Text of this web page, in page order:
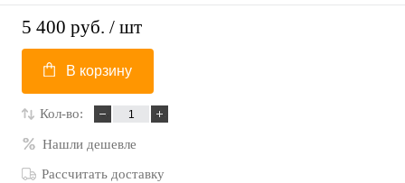
5 400 руб. / шт
В корзину
Кол-во:
Нашли дешевле
Рассчитать доставку